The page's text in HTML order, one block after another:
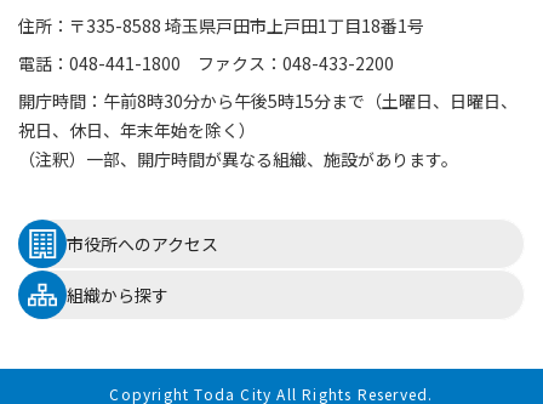
住所：〒335-8588 埼玉県戸田市上戸田1丁目18番1号
電話：048-441-1800 ファクス：048-433-2200
開庁時間：午前8時30分から午後5時15分まで（土曜日、日曜日、
祝日、休日、年末年始を除く）
（注釈）一部、開庁時間が異なる組織、施設があります。
市役所へのアクセス
組織から探す
Copyright Toda City All Rights Reserved.